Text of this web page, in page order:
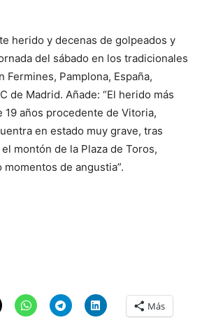
herido y decenas de golpeados y
del sábado en los tradicionales
Fermines, Pamplona, España,
de Madrid. Añade: “El herido más
19 años procedente de Vitoria,
en estado muy grave, tras
montón de la Plaza de Toros,
de angustia”.
Más